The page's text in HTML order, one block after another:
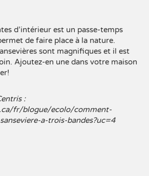
d’intérieur est un passe-temps
de faire place à la nature.
sont magnifiques et il est
Ajoutez-en une dans votre maison
:
fr/blogue/ecolo/comment-
a-trois-bandes?uc=4